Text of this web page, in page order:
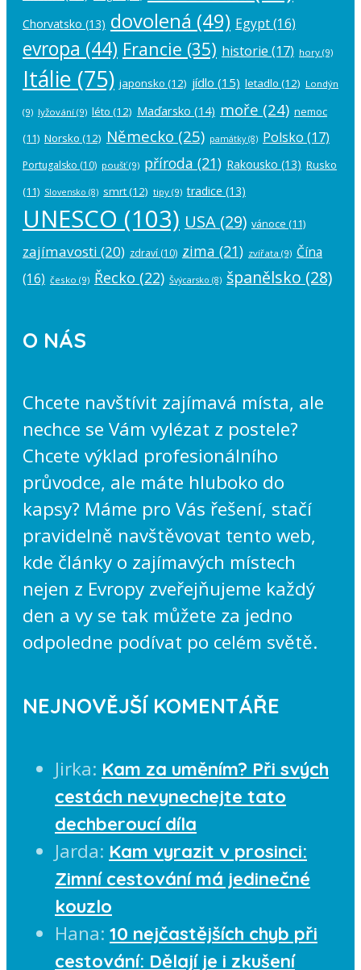
Chorvatsko (13) dovolená (49) Egypt(16)
evropa (44) Francie (35) historie (17) hory (9)
Itálie (75) japonsko (12) jídlo (15) letadlo (12) Londýn
(9) lyžování (9) léto (12) Maďarsko (14) moře (24) nemoc
(11) Norsko (12) Německo (25) památky(8) Polsko (17)
Portugalsko (10) poušť(9) příroda (21) Rakousko (13) Rusko
(11) Slovensko (8) smrt(12) tipy (9) tradice (13)
UNESCO (103) USA (29) vánoce (11)
zajímavosti (20) zdraví (10) zima (21) zvířata (9) Čína
(16) česko (9) Řecko (22) Švýcarsko (8) španělsko (28)
O NÁS
Chcete navštívit zajímavá místa, ale
nechce se Vám vylézat z postele?
Chcete výklad profesionálního
průvodce, ale máte hluboko do
kapsy? Máme pro Vás řešení, stačí
pravidelně navštěvovat tento web,
kde články o zajímavých místech
nejen z Evropy zveřejňujeme každý
den a vy se tak můžete za jedno
odpoledne podívat po celém světě.
NEJNOVĚJŠÍ KOMENTÁŘE
Jirka: Kam za uměním? Při svých
cestách nevynechejte tato
dechberoucí díla
Jarda: Kam vyrazit v prosinci:
Zimní cestování má jedinečné
kouzlo
Hana: 10 nejčastějších chyb při
cestování: Dělají je i zkušení